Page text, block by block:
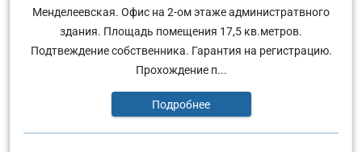
Менделеевская. Офис на 2-ом этаже администратвного
здания. Площадь помещения 17,5 кв.метров.
Подтвеждение собственника. Гарантия на регистрацию.
Прохождение п...
Подробнее